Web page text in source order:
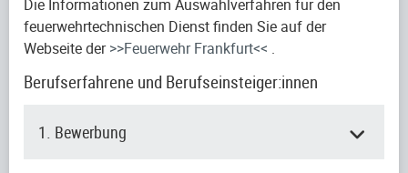
Die Informationen zum Auswahlverfahren für den
feuerwehrtechnischen Dienst finden Sie auf der
Webseite der>>Feuerwehr Frankfurt<< .
Berufserfahrene und Berufseinsteiger:innen
1. Bewerbung